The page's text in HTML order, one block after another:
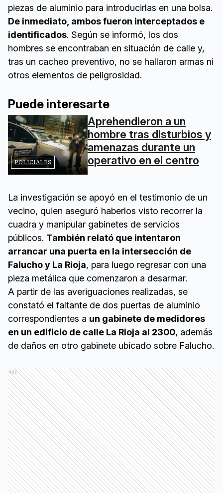
piezas de aluminio para introducirlas en una bolsa.
De inmediato, ambos fueron interceptados e
identificados. Según se informó, los dos
hombres se encontraban en situación de calle y,
tras un cacheo preventivo, no se hallaron armas ni
otros elementos de peligrosidad.
Puede interesarte
POLICIALES
Aprehendieron a un
hombre tras disturbios y
amenazas durante un
operativo en el centro
La investigación se apoyó en el testimonio de un
vecino, quien aseguró haberlos visto recorrer la
cuadra y manipular gabinetes de servicios
públicos. También relató que intentaron
arrancar una puerta en la intersección de
Falucho y La Rioja, para luego regresar con una
pieza metálica que comenzaron a desarmar.
A partir de las averiguaciones realizadas, se
constató el faltante de dos puertas de aluminio
correspondientes a un gabinete de medidores
en un edificio de calle La Rioja al 2300, además
de daños en otro gabinete ubicado sobre Falucho.
Ads